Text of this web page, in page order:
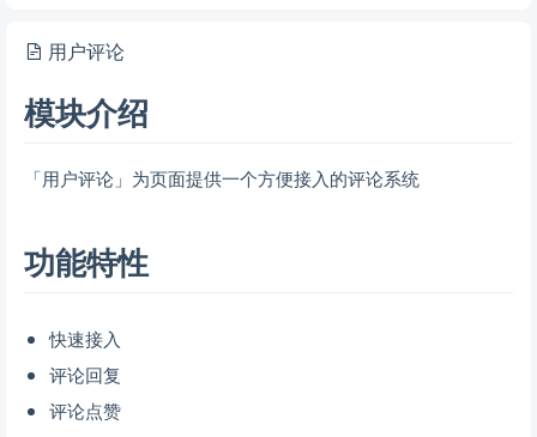
用户评论
模块介绍
「用户评论」为页面提供一个方便接入的评论系统
功能特性
快速接入
评论回复
评论点赞